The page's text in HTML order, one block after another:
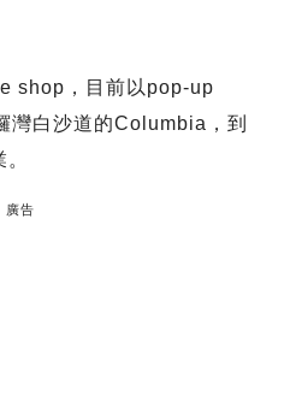
shop，目前以pop-up
灣白沙道的Columbia，到
廣告